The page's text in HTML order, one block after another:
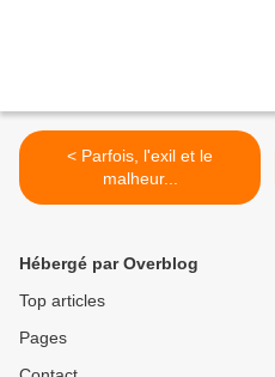
< Parfois, l'exil et le
malheur...
Hébergé par Overblog
Top articles
Pages